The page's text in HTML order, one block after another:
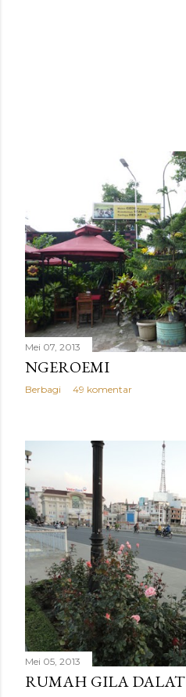
Mei 07, 2013
NGEROEMI
Berbagi 49 komentar
Mei 05, 2013
RUMAH GILA DALAT